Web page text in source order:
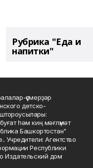
Рубрика "Еда и
напитки"
үҫмерҙәр
детско-
һәм киң мәғлүмәт
Башкортостан"
Учредители: Агентство
Республики
Издательский дом